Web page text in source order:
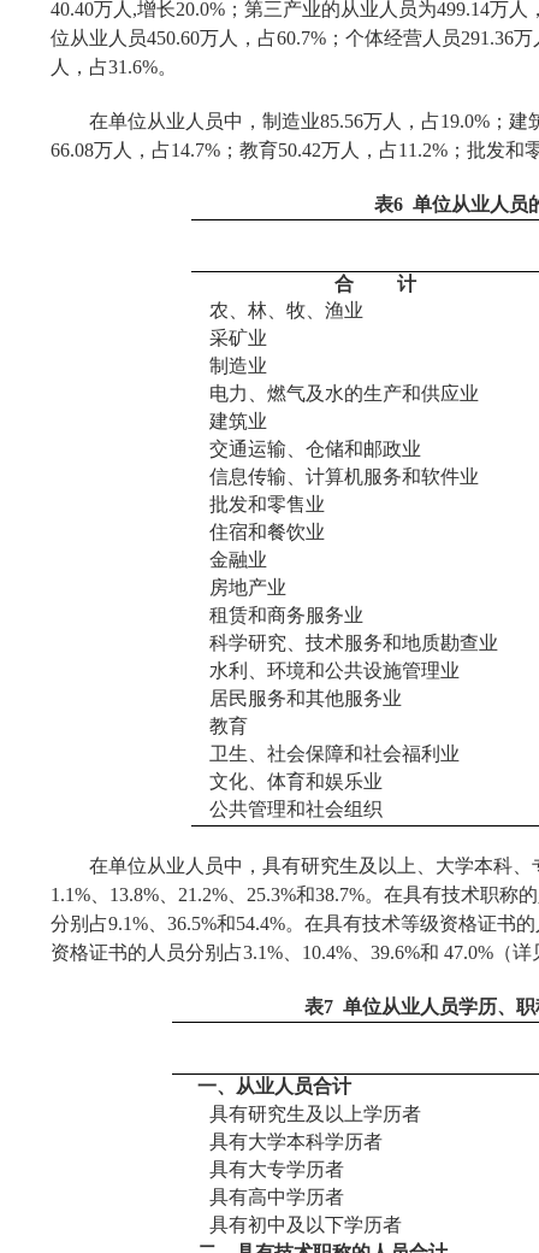
40.40万人 ,增长20.0%；第三产业的从业人员为499.14万人
位从业人员450.60万人，占60.7%；个体经营人员291.36万
人，占31.6%。
在单位从业人员中，制造业85.56万人，占19.0%；建
66.08万人，占14.7%；教育50.42万人，占11.2%；批发和
表6 单位从业人员
合
计
农、林、牧、渔业
采矿业
制造业
电力、燃气及水的生产和供应业
建筑业
交通运输、仓储和邮政业
信息传输、计算机服务和软件业
批发和零售业
住宿和餐饮业
金融业
房地产业
租赁和商务服务业
科学研究、技术服务和地质勘查业
水利、环境和公共设施管理业
居民服务和其他服务业
教育
卫生、社会保障和社会福利业
文化、体育和娱乐业
公共管理和社会组织
在单位从业人员中，具有研究生及以上、大学本科
1.1%、 13.8%、 21.2%、 25.3%和38.7%。在具有技术职称
分别占9.1%、 36.5%和54.4%。在具有技术等级资格证书
资格证书的人员分别占3.1%、 10.4%、 39.6%和 47.0%（详
表7 单位从业人员学历、
一、从业人员合计
具有研究生及以上学历者
具有大学本科学历者
具有大专学历者
具有高中学历者
具有初中及以下学历者